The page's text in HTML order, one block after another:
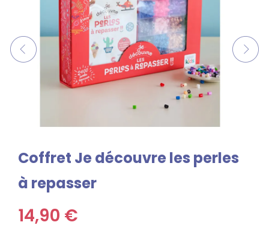
Coffret Je découvre les perles
à repasser
14,90 €